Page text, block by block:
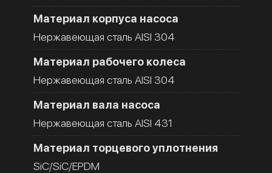
Материал корпуса насоса
Нержавеющая сталь AISI 304
Материал рабочего колеса
Нержавеющая сталь AISI 304
Материал вала насоса
Нержавеющая сталь AISI 431
Материал торцевого уплотнения
SiC/SiC/EPDM